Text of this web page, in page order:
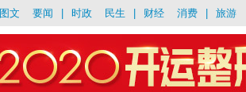
图文 要闻 时政 民生 财经 消费 旅游